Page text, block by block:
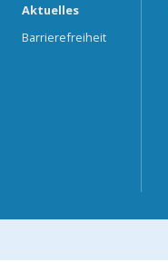
Aktuelles
Barrierefreiheit